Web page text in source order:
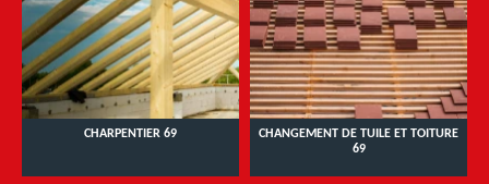
CHARPENTIER 69
CHANGEMENT DE TUILE ET TOITURE
69